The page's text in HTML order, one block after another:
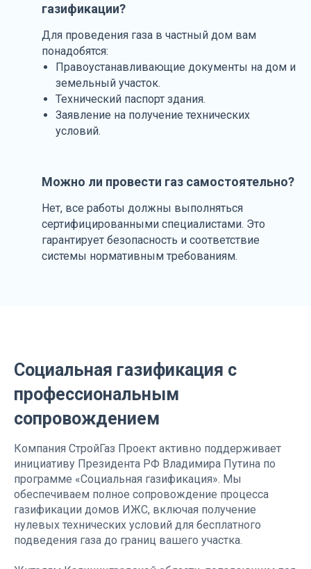
газификации?
Для проведения газа в частный дом вам
понадобятся:
Правоустанавливающие документы на дом и
земельный участок.
Технический паспорт здания.
Заявление на получение технических
условий.
Можно ли провести газ самостоятельно?
Нет, все работы должны выполняться
сертифицированными специалистами. Это
гарантирует безопасность и соответствие
системы нормативным требованиям.
Социальная газификация с
профессиональным
сопровождением
Компания СтройГаз Проект активно поддерживает
инициативу Президента РФ Владимира Путина по
программе «Социальная газификация». Мы
обеспечиваем полное сопровождение процесса
газификации домов ИЖС, включая получение
нулевых технических условий для бесплатного
подведения газа до границ вашего участка.